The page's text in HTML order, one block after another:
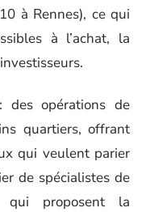
à Rennes), ce qui
à l’achat, la
opérations de
quartiers, offrant
qui veulent parier
de spécialistes de
qui proposent la